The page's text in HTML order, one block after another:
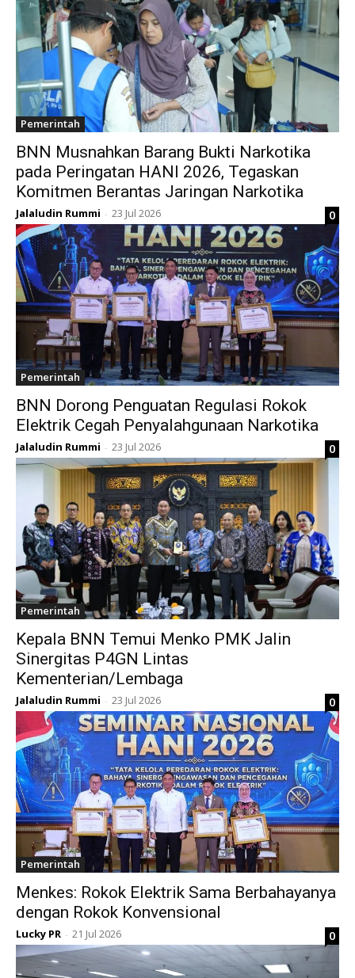
Pemerintah
BNN Musnahkan Barang Bukti Narkotika
pada Peringatan HANI 2026, Tegaskan
Komitmen Berantas Jaringan Narkotika
Jalaludin Rummi - 23 Jul 2026 0
Pemerintah
BNN Dorong Penguatan Regulasi Rokok
Elektrik Cegah Penyalahgunaan Narkotika
Jalaludin Rummi - 23 Jul 2026 0
Pemerintah
Kepala BNN Temui Menko PMK Jalin
Sinergitas P4GN Lintas
Kementerian/Lembaga
Jalaludin Rummi - 23 Jul 2026 0
Pemerintah
Menkes: Rokok Elektrik Sama Berbahayanya
dengan Rokok Konvensional
Lucky PR - 21 Jul 2026 0